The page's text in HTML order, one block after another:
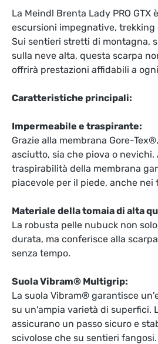
La Meindl Brenta Lady PRO GTX
escursioni impegnative, trekking
Sui sentieri stretti di montagna,
sulla neve alta, questa scarpa
offrirà prestazioni affidabili a
Caratteristiche principali:
Impermeabile e traspirante:
Grazie alla membrana Gore-
asciutto, sia che piova o nevichi.
traspirabilità della membrana
piacevole per il piede, anche nei
Materiale della tomaia di alta
La robusta pelle nubuck non
durata, ma conferisce alla
senza tempo.
Suola Vibram® Multigrip:
La suola Vibram® garantisce
su un'ampia varietà di superfici.
assicurano un passo sicuro e
scivolose che su sentieri fangosi.